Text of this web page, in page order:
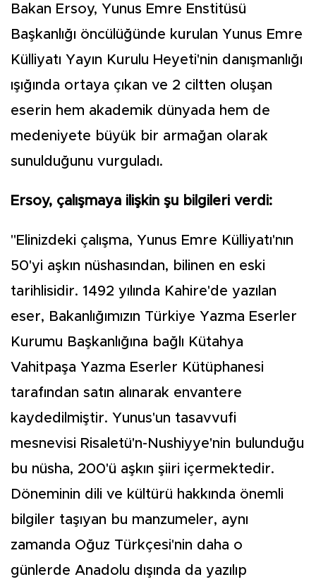
Bakan Ersoy, Yunus Emre Enstitüsü
Başkanlığı öncülüğünde kurulan Yunus Emre
Külliyatı Yayın Kurulu Heyeti'nin danışmanlığı
ışığında ortaya çıkan ve 2 ciltten oluşan
eserin hem akademik dünyada hem de
medeniyete büyük bir armağan olarak
sunulduğunu vurguladı.
Ersoy, çalışmaya ilişkin şu bilgileri verdi:
"Elinizdeki çalışma, Yunus Emre Külliyatı'nın
50'yi aşkın nüshasından, bilinen en eski
tarihlisidir. 1492 yılında Kahire'de yazılan
eser, Bakanlığımızın Türkiye Yazma Eserler
Kurumu Başkanlığına bağlı Kütahya
Vahitpaşa Yazma Eserler Kütüphanesi
tarafından satın alınarak envantere
kaydedilmiştir. Yunus'un tasavvufi
mesnevisi Risaletü'n-Nushiyye'nin bulunduğu
bu nüsha, 200'ü aşkın şiiri içermektedir.
Döneminin dili ve kültürü hakkında önemli
bilgiler taşıyan bu manzumeler, aynı
zamanda Oğuz Türkçesi'nin daha o
günlerde Anadolu dışında da yazılıp